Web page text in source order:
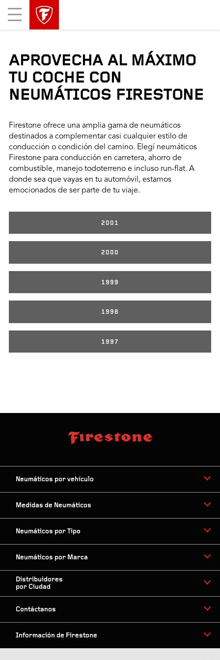
Mobile
Menu
APROVECHA AL MÁXIMO
TU COCHE CON
NEUMÁTICOS FIRESTONE
Firestone ofrece una amplia gama de neumáticos
destinados a complementar casi cualquier estilo de
conducción o condición del camino. Elegí neumáticos
Firestone para conducción en carretera, ahorro de
combustible, manejo todoterreno e incluso run-flat. A
donde sea que vayas en tu automóvil, estamos
emocionados de ser parte de tu viaje.
2001
2000
1999
1998
1997
Neumáticos por vehículo
Medidas de Neumáticos
Neumáticos por Tipo
Neumáticos por Marca
Distribuidores
por Ciudad
Contáctanos
Información de Firestone